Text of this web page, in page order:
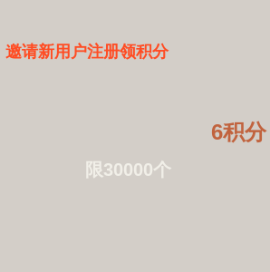
邀请新用户注册领积分
6积分
限30000个